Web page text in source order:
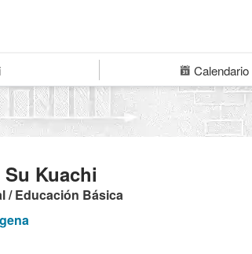
Calendario
Su Kuachi
/ Educación Básica